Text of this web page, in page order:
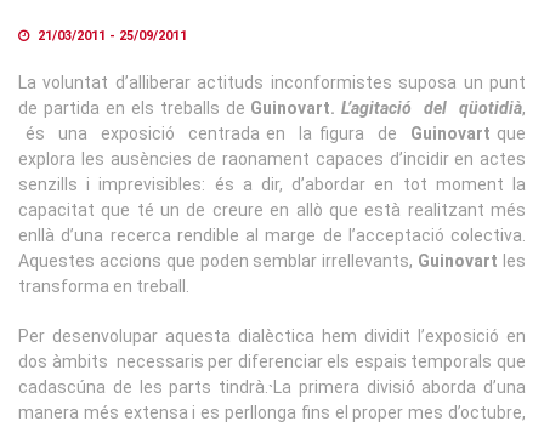
21/03/2011 - 25/09/2011
La voluntat d’alliberar actituds inconformistes suposa un punt
de partida en els treballs de Guinovart. L’agitació del qüotidià,
és una exposició centrada en la figura de Guinovart que
explora les ausències de raonament capaces d’incidir en actes
senzills i imprevisibles: és a dir, d’abordar en tot moment la
capacitat que té un de creure en allò que està realitzant més
enllà d’una recerca rendible al marge de l’acceptació colectiva.
Aquestes accions que poden semblar irrellevants, Guinovart les
transforma en treball.
Per desenvolupar aquesta dialèctica hem dividit l’exposició en
dos àmbits necessaris per diferenciar els espais temporals que
cadascúna de les parts tindrà. ` La primera divisió aborda d’una
manera més extensa i es perllonga fins el proper mes d’octubre,